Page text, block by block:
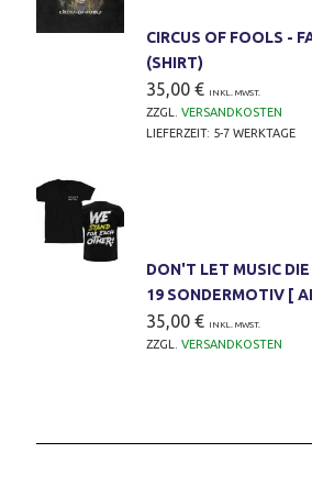
CIRCUS OF FOOLS -
(SHIRT)
35,00 € INKL. MWST.
ZZGL. VERSANDKOSTEN
LIEFERZEIT: 5-7 WERKTAGE
DON'T LET MUSIC
19 SONDERMOTIV [
35,00 € INKL. MWST.
ZZGL. VERSANDKOSTEN